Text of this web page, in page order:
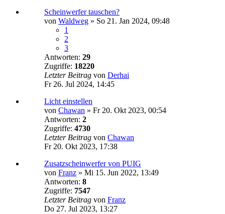
Scheinwerfer tauschen?
von Waldweg » So 21. Jan 2024, 09:48
1
2
3
Antworten: 29
Zugriffe: 18220
Letzter Beitrag von Derhai
Fr 26. Jul 2024, 14:45
Licht einstellen
von Chawan » Fr 20. Okt 2023, 00:54
Antworten: 2
Zugriffe: 4730
Letzter Beitrag von Chawan
Fr 20. Okt 2023, 17:38
Zusatzscheinwerfer von PUIG
von Franz » Mi 15. Jun 2022, 13:49
Antworten: 8
Zugriffe: 7547
Letzter Beitrag von Franz
Do 27. Jul 2023, 13:27